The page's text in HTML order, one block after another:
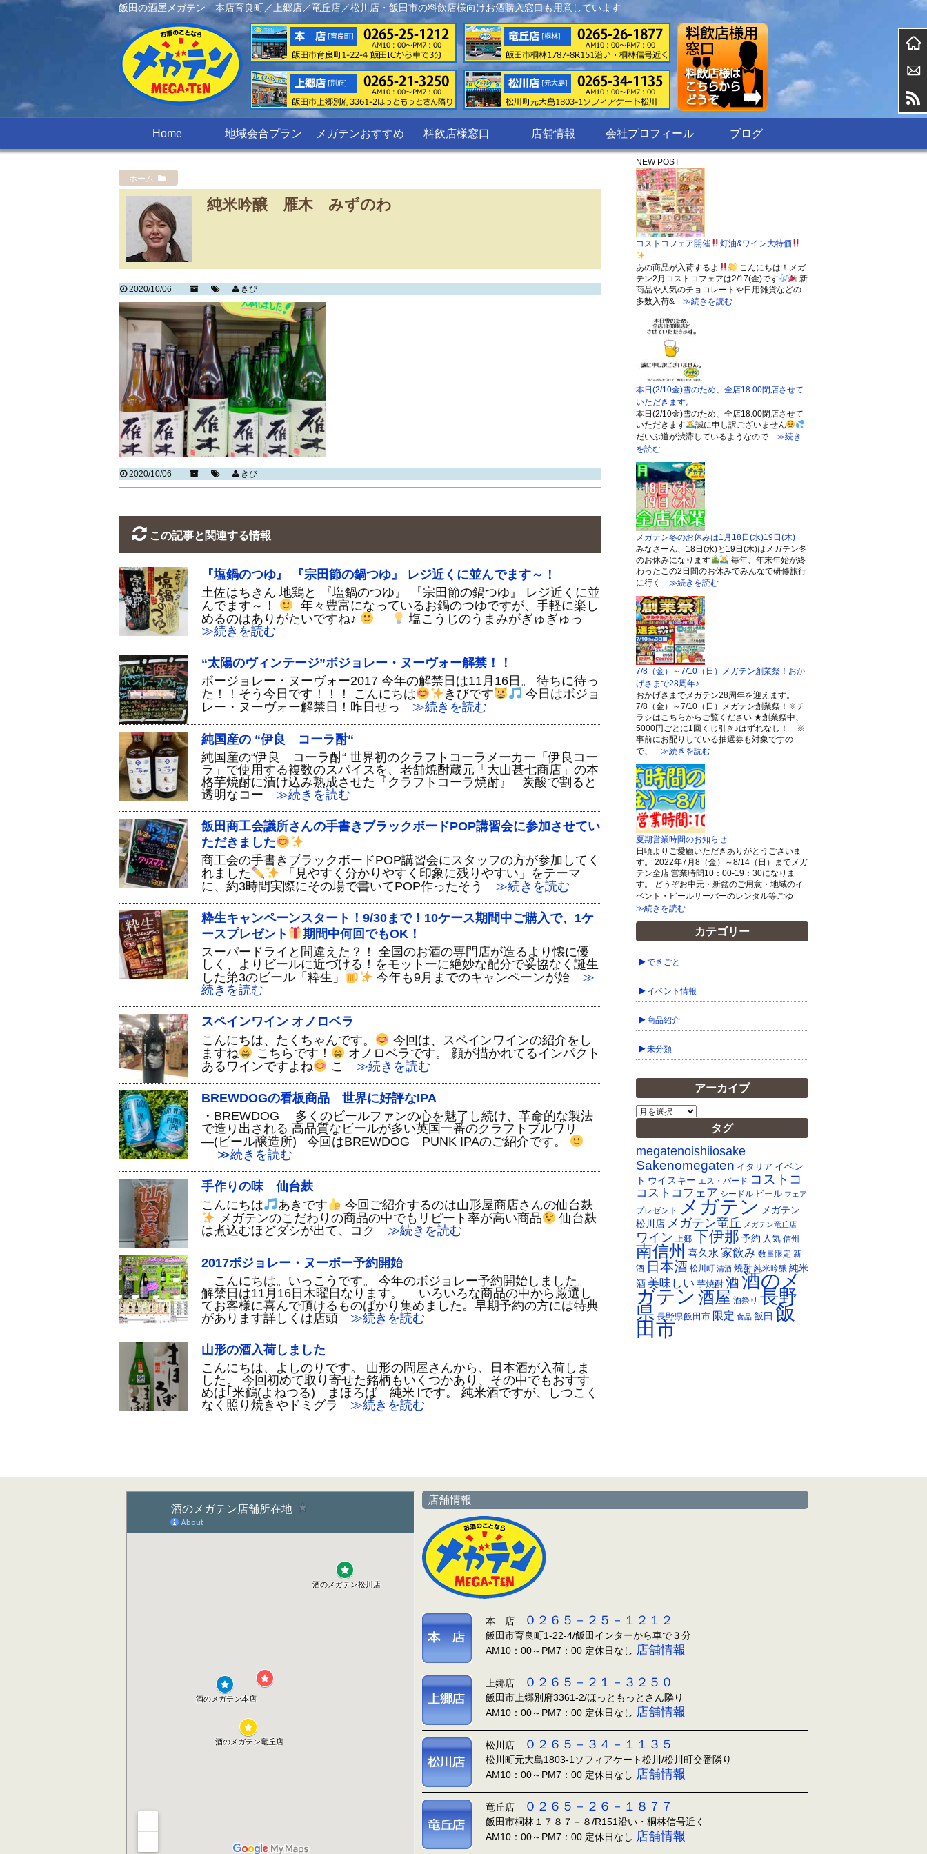
飯田の酒屋メガテン 本店育良町／上郷店／竜丘店／松川店・飯田市の料飲店様向けお酒購入窓口も用意しています
Home 地域会合プラン メガテンおすすめ 料飲店様窓口 店舗情報 会社プロフィール ブログ
ホーム
純米吟醸 雁木 みずのわ
2020/10/06 きび
2020/10/06 きび
この記事と関連する情報
『塩鍋のつゆ』 『宗田節の鍋つゆ』 レジ近くに並んでます～！
土佐はちきん 地鶏と 『塩鍋のつゆ』 『宗田節の鍋つゆ』 レジ近くに並
んでます～！
年々豊富になっているお鍋のつゆですが、手軽に楽し
めるのはありがたいですね♪
塩こうじのうまみがぎゅぎゅっ
≫続きを読む
“太陽のヴィンテージ”ボジョレー・ヌーヴォー解禁！！
ボージョレー・ヌーヴォー2017 今年の解禁日は11月16日。 待ちに待っ
た！！そう今日です！！！ こんにちは
きびです
今日はボジョ
レー・ヌーヴォー解禁日！昨日せっ ≫続きを読む
純国産の “伊良 コーラ酎“
純国産の“伊良 コーラ酎“ 世界初のクラフトコーラメーカー「伊良コー
ラ」で使用する複数のスパイスを、老舗焼酎蔵元「大山甚七商店」の本
格芋焼酎に漬け込み熟成させた『クラフトコーラ焼酎』 炭酸で割ると
透明なコー ≫続きを読む
飯田商工会議所さんの手書きブラックボードPOP講習会に参加させてい
ただきました
商工会の手書きブラックボードPOP講習会にスタッフの方が参加してく
れました
「見やすく分かりやすく印象に残りやすい」をテーマ
に、約3時間実際にその場で書いてPOP作ったそう
≫続きを読む
粋生キャンペーンスタート！9/30まで！10ケース期間中ご購入で、1ケ
ースプレゼント
期間中何回でもOK！
スーパードライと間違えた？！ 全国のお酒の専門店が造るより懐に優
しく、よりビールに近づける！をモットーに絶妙な配分で妥協なく誕生
した第3のビール「粋生」
今年も9月までのキャンペーンが始 ≫
続きを読む
スペインワイン オノロベラ
こんにちは、たくちゃんです。
今回は、スペインワインの紹介をし
ますね
こちらです！
オノロベラです。 顔が描かれてるインパクト
あるワインですよね
こ ≫続きを読む
BREWDOGの看板商品 世界に好評なIPA
・BREWDOG 多くのビールファンの心を魅了し続け、革命的な製法
で造り出される 高品質なビールが多い英国一番のクラフトブルワリ
―(ビール醸造所) 今回はBREWDOG PUNK IPAのご紹介です。
≫続きを読む
手作りの味 仙台麸
こんにちは
あきです
今回ご紹介するのは山形屋商店さんの仙台麸
メガテンのこだわりの商品の中でもリピート率が高い商品
仙台麸
は煮込むほどダシが出て、コク
≫続きを読む
2017ボジョレー・ヌーボー予約開始
こんにちは。いっこうです。 今年のボジョレー予約開始しました。
解禁日は11月16日木曜日なります。 いろいろな商品の中から厳選し
てお客様に喜んで頂けるものばかり集めました。早期予約の方には特典
があります詳しくは店頭 ≫続きを読む
山形の酒入荷しました
こんにちは、よしのりです。 山形の問屋さんから、日本酒が入荷しま
した。 今回初めて取り寄せた銘柄もいくつかあり、その中でもおすす
めは｢米鶴(よねつる) まほろば 純米｣です。 純米酒ですが、しつこく
なく照り焼きやドミグラ
≫続きを読む
NEW POST
コストコフェア開催 灯油&ワイン大特価
あの商品が入荷するよ
こんにちは！メガ
テン2月コストコフェアは2/17(金)です
新
商品や人気のチョコレートや日用雑貨などの
多数入荷& ≫続きを読む
本日(2/10金)雪のため、全店18:00閉店させて
いただきます。
本日(2/10金)雪のため、全店18:00閉店させて
いただきます
誠に申し訳ございません
だいぶ道が渋滞しているようなので ≫続き
を読む
メガテン冬のお休みは1月18日(水)19日(木)
みなさーん、18日(水)と19日(木)はメガテン冬
のお休みになります
毎年、年末年始が終
わったこの2日間のお休みでみんなで研修旅行
に行く
≫続きを読む
7/8（金）～7/10（日）メガテン創業祭！おか
げさまで28周年♪
おかげさまでメガテン28周年を迎えます。
7/8（金）～7/10（日）メガテン創業祭！※チ
ラシはこちらからご覧ください ★創業祭中、
5000円ごとに1回くじ引き♪はずれなし！ ※
事前にお配りしている抽選券も対象ですの
で、
≫続きを読む
夏期営業時間のお知らせ
日頃よりご愛顧いただきありがとうございま
す。 2022年7月8（金）～8/14（日）までメガ
テン全店 営業時間10：00-19：30になりま
す。 どうぞお中元・新盆のご用意・地域のイ
ベント・ビールサーバーのレンタル等ごゆ
≫続きを読む
カテゴリー
できごと
イベント情報
商品紹介
未分類
アーカイブ
ア
ー
カ
イ
ブ
タグ
megatenoishiiosake
Sakenomegaten イタリア イベン
ト ウイスキー エス・バード コストコ
コストコフェア シードル ビール フェア
プレゼント メガテン
メガテン
松川店 メガテン竜丘 メガテン竜丘店
ワイン 上郷 下伊那 予約 人気 信州
南信州 喜久水 家飲み 数量限定 新
酒 日本酒 松川町 清酒 焼酎 純米吟醸 純米
酒 美味しい 芋焼酎 酒酒のメ
ガテン 酒屋 酒祭り 長野
県 長野県飯田市 限定 食品 飯田 飯
田市
店舗情報
本 店 ０２６５－２５－１２１２
飯田市育良町1-22-4/飯田インターから車で３分
AM10：00～PM7：00 定休日なし 店舗情報
上郷店 ０２６５－２１－３２５０
飯田市上郷別府3361-2/ほっともっとさん隣り
AM10：00～PM7：00 定休日なし 店舗情報
松川店 ０２６５－３４－１１３５
松川町元大島1803-1ソフィアケート松川/松川町交番隣り
AM10：00～PM7：00 定休日なし 店舗情報
竜丘店 ０２６５－２６－１８７７
飯田市桐林１７８７－８/R151沿い・桐林信号近く
AM10：00～PM7：00 定休日なし 店舗情報